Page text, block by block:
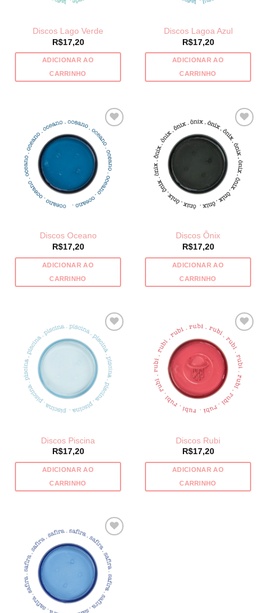
Discos Lago Verde
R$17,20
ADICIONAR AO
CARRINHO
Discos Lagoa Azul
R$17,20
ADICIONAR AO
CARRINHO
Discos Oceano
R$17,20
ADICIONAR AO
CARRINHO
Discos Ônix
R$17,20
ADICIONAR AO
CARRINHO
Discos Piscina
R$17,20
ADICIONAR AO
CARRINHO
Discos Rubi
R$17,20
ADICIONAR AO
CARRINHO